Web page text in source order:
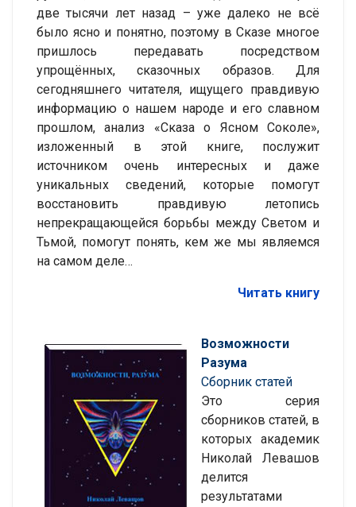
две тысячи лет назад – уже далеко не всё
было ясно и понятно, поэтому в Сказе многое
пришлось передавать посредством
упрощённых, сказочных образов. Для
сегодняшнего читателя, ищущего правдивую
информацию о нашем народе и его славном
прошлом, анализ «Сказа о Ясном Соколе»,
изложенный в этой книге, послужит
источником очень интересных и даже
уникальных сведений, которые помогут
восстановить правдивую летопись
непрекращающейся борьбы между Светом и
Тьмой, помогут понять, кем же мы являемся
на самом деле…
Читать книгу
Возможности
Разума
Сборник статей
Это серия
сборников статей, в
которых академик
Николай Левашов
делится
результатами